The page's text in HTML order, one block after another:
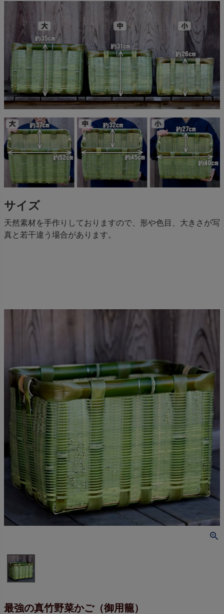
サイズ
天然素材を手作りしておりますので、形や色目、大きさが写
真と若干違う場合があります。
最強の真竹野菜かご（御用籠）